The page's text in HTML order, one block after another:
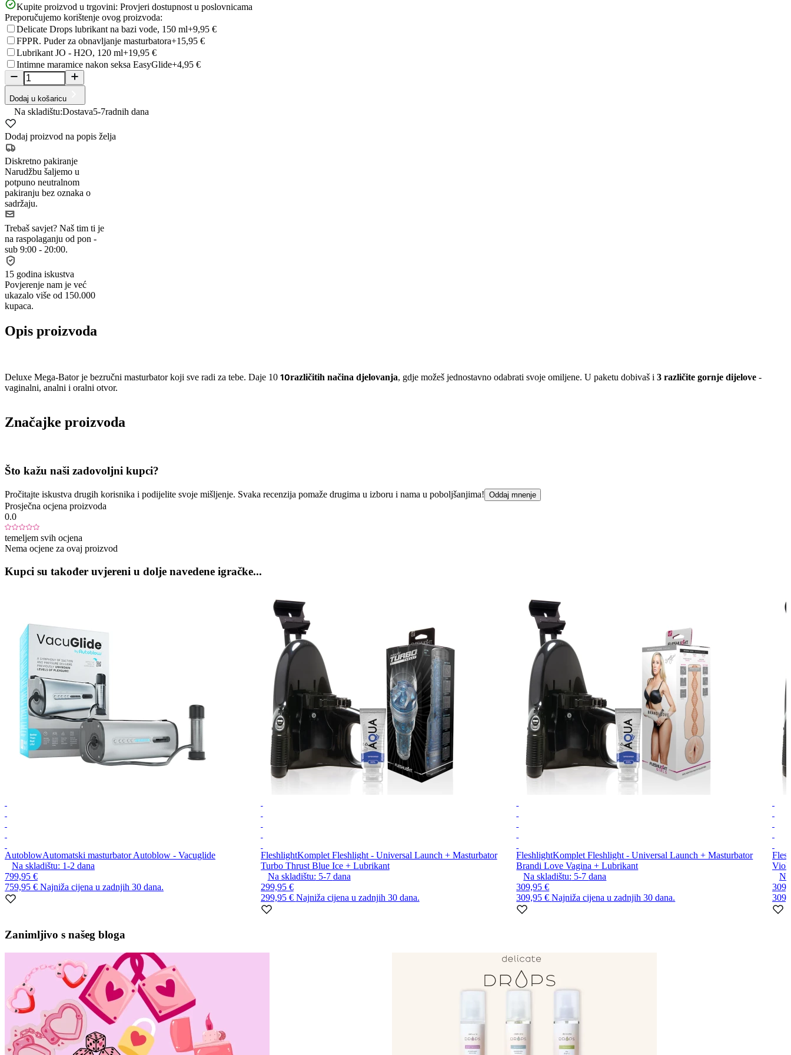
Kupite proizvod u trgovini: Provjeri dostupnost u poslovnicama
Preporučujemo korištenje ovog proizvoda:
Delicate Drops lubrikant na bazi vode, 150 ml+9,95 €
FPPR. Puder za obnavljanje masturbatora+15,95 €
Lubrikant JO - H2O, 120 ml+19,95 €
Intimne maramice nakon seksa EasyGlide+4,95 €
Dodaj u košaricu
Na skladištu:Dostava5-7radnih dana
Dodaj proizvod na popis želja
Diskretno pakiranje
Narudžbu šaljemo u
potpuno neutralnom
pakiranju bez oznaka o
sadržaju.
Trebaš savjet? Naš tim ti je
na raspolaganju od pon -
sub 9:00 - 20:00.
15 godina iskustva
Povjerenje nam je već
ukazalo više od 150.000
kupaca.
Opis proizvoda
Deluxe Mega-Bator je bezručni masturbator koji sve radi za tebe. Daje 10 10različitih načina djelovanja, gdje možeš jednostavno odabrati svoje omiljene. U paketu dobivaš i 3 različite gornje dijelove -
vaginalni, analni i oralni otvor.
Značajke proizvoda
Što kažu naši zadovoljni kupci?
Pročitajte iskustva drugih korisnika i podijelite svoje mišljenje. Svaka recenzija pomaže drugima u izboru i nama u poboljšanjima! Oddaj mnenje
Prosječna ocjena proizvoda
0.0
temeljem svih ocjena
Nema ocjene za ovaj proizvod
Kupci su također uvjereni u dolje navedene igračke...
AutoblowAutomatski masturbator Autoblow - Vacuglide
Na skladištu: 1-2 dana
799,95 €
759,95 € Najniža cijena u zadnjih 30 dana.
FleshlightKomplet Fleshlight - Universal Launch + Masturbator
Turbo Thrust Blue Ice + Lubrikant
Na skladištu: 5-7 dana
299,95 €
299,95 € Najniža cijena u zadnjih 30 dana.
FleshlightKomplet Fleshlight - Universal Launch + Masturbator
Brandi Love Vagina + Lubrikant
Na skladištu: 5-7dana
309,95 €
309,95 €Najniža cijena u zadnjih 30 dana.
1
10
Zanimljivo s našeg bloga